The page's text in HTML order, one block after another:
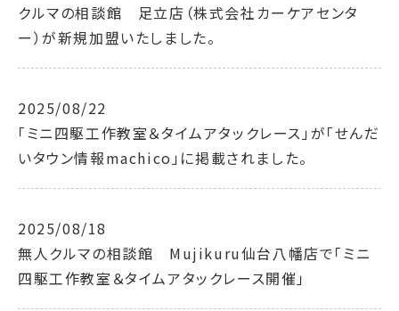
クルマの相談館 足立店（株式会社カーケアセンタ
ー）が新規加盟いたしました。
2025/08/22
「ミニ四駆工作教室＆タイムアタックレース」が「せんだ
いタウン情報machico」に掲載されました。
2025/08/18
無人クルマの相談館 Mujikuru仙台八幡店で「ミニ
四駆工作教室＆タイムアタックレース開催」